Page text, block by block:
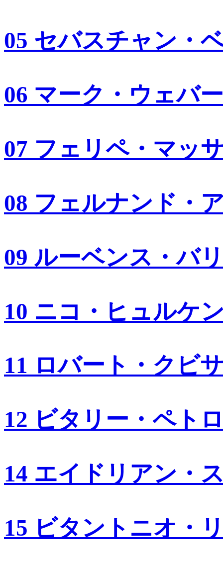
05 セバスチャン・
06 マーク・ウェバー
07 フェリペ・マッ
08 フェルナンド・
09 ルーベンス・バ
10 ニコ・ヒュルケ
11 ロバート・クビ
12 ビタリー・ペト
14 エイドリアン・
15 ビタントニオ・